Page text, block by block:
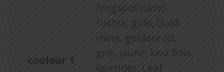
couleur 1,
frogspot camo,
fushia, gold, Gold
mine, goldenrod,
gris, jaune, lava flow,
lavender, Leaf